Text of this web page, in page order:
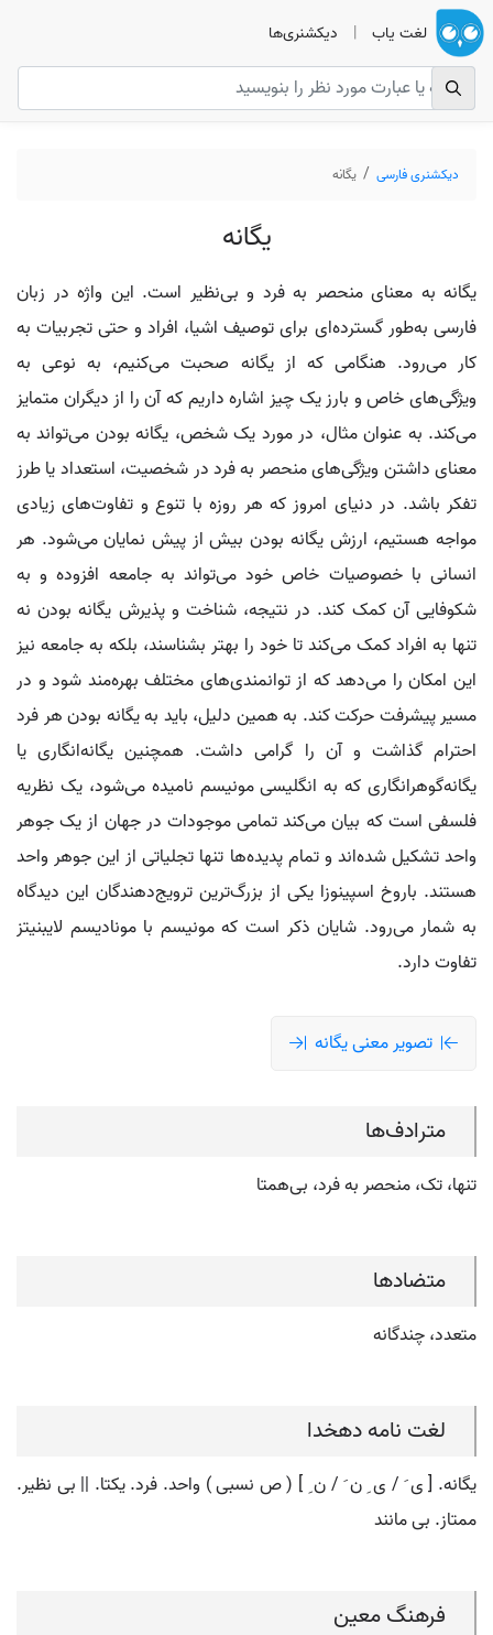
لغت یاب | دیکشنری‌ها
دیکشنری فارسی یگانه
یگانه
يگانه به معنای منحصر به فرد و بی‌نظیر است. این واژه در زبان
فارسی به‌طور گسترده‌ای برای توصیف اشیا، افراد و حتی تجربیات به
کار می‌رود. هنگامی که از يگانه صحبت می‌کنیم، به نوعی به
ویژگی‌های خاص و بارز یک چیز اشاره داریم که آن را از دیگران متمایز
می‌کند. به عنوان مثال، در مورد یک شخص، يگانه بودن می‌تواند به
معنای داشتن ویژگی‌های منحصر به فرد در شخصیت، استعداد یا طرز
تفکر باشد. در دنیای امروز که هر روزه با تنوع و تفاوت‌های زیادی
مواجه هستیم، ارزش يگانه بودن بیش از پیش نمایان می‌شود. هر
انسانی با خصوصیات خاص خود می‌تواند به جامعه افزوده و به
شکوفایی آن کمک کند. در نتیجه، شناخت و پذیرش يگانه بودن نه
تنها به افراد کمک می‌کند تا خود را بهتر بشناسند، بلکه به جامعه نیز
این امکان را می‌دهد که از توانمندی‌های مختلف بهره‌مند شود و در
مسیر پیشرفت حرکت کند. به همین دلیل، باید به يگانه بودن هر فرد
احترام گذاشت و آن را گرامی داشت. همچنین یگانه‌انگاری یا
یگانه‌گوهرانگاری که به انگلیسی مونیسم نامیده می‌شود، یک نظریه
فلسفی است که بیان می‌کند تمامی موجودات در جهان از یک جوهر
واحد تشکیل شده‌اند و تمام پدیده‌ها تنها تجلیاتی از این جوهر واحد
هستند. باروخ اسپینوزا یکی از بزرگ‌ترین ترویج‌دهندگان این دیدگاه
به شمار می‌رود. شایان ذکر است که مونیسم با مونادیسم لایبنیتز
تفاوت دارد.
تصویر معنی یگانه
مترادف‌ها
تنها، تک، منحصر به فرد، بی‌همتا
متضادها
متعدد، چندگانه
لغت نامه دهخدا
یگانه. [ ی َ / ی ِ ن َ / ن ِ ] ( ص نسبی ) واحد. فرد. یکتا. || بی نظیر.
ممتاز. بی مانند
فرهنگ معین